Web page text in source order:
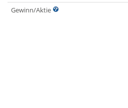
Gewinn/Aktie